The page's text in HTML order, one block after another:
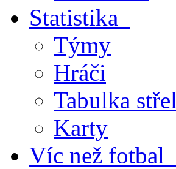
Statistika
Týmy
Hráči
Tabulka
Karty
Víc než fotbal